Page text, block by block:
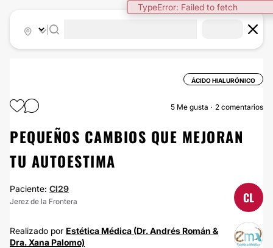
TypeError: Failed to fetch
ÁCIDO HIALURÓNICO
5 Me gusta 2 comentarios
PEQUEÑOS CAMBIOS QUE MEJORAN
TU AUTOESTIMA
Paciente: Cl29
Jerez de la Frontera CL
Realizado por Estética Médica (Dr. Andrés Román &
Dra. Xana Palomo)